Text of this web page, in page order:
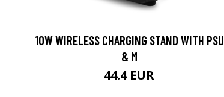
10W WIRELESS CHARGING STAND WITH PSU
& M
44.4 EUR